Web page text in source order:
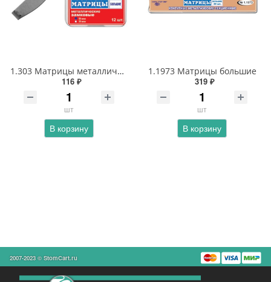
1.303 Матрицы металлические замковые большие
116 ₽
шт
В корзину
1.1973 Матрицы большие
319 ₽
шт
В корзину
2007-2023 © StomCart.ru